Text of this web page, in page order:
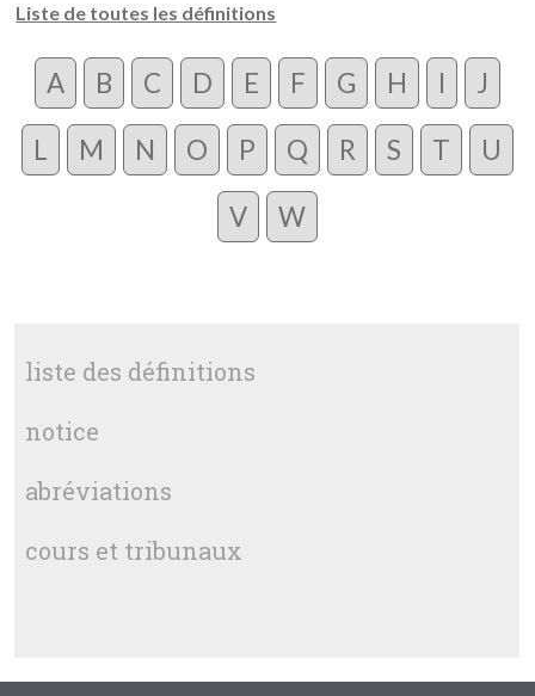
Liste de toutes les définitions
A B C D E F G H I J
L M N O P Q R S T U
V W
liste des définitions
notice
abréviations
cours et tribunaux